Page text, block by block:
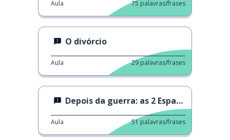
Aula 75 palavras/frases
O divórcio
Aula 29 palavras/frases
Depois da guerra: as 2 Espanhas
Aula 51 palavras/frases